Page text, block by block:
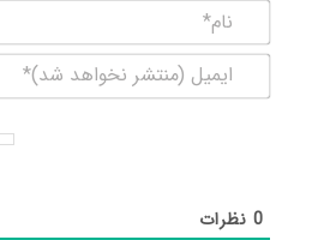
0نظرات